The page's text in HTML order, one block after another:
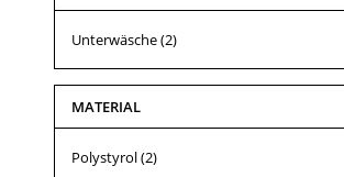
Unterwäsche(2)
MATERIAL
Polystyrol(2)